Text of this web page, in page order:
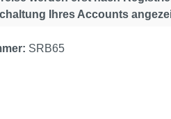
Ihres Accounts
SRB65